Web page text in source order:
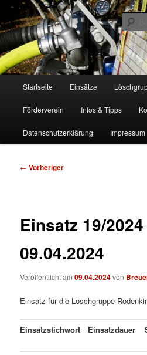
Zum
primären
Inhalt
springenFF Köln, LG RD
Freiwillige Feuerwehr Köln,
Startseite Einsätze
Förderverein Infos & Tipps
Datenschutzerklärung Impressum
Beitragsnavigation
← Vorheriger
Einsatz 19/
09.04.2024
Veröffentlicht am09.04.2024von
Einsatz für die Löschgruppe
Einsatzstichwort Einsatzdauer